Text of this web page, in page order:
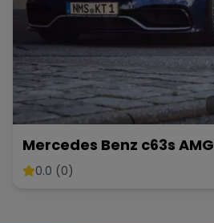
Bentley Rolls Royce
Bugatti Lotus
Mercedes Benz c63s AMG
0.0 (0)